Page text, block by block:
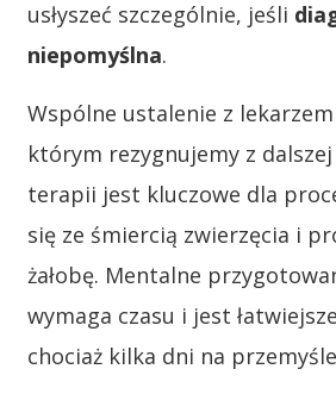
usłyszeć szczególnie, jeśli
niepomyślna.
Wspólne ustalenie z
którym rezygnujemy z
terapii jest kluczowe dla
się ze śmiercią zwierzęcia i
żałobę. Mentalne
wymaga czasu i jest
chociaż kilka dni na